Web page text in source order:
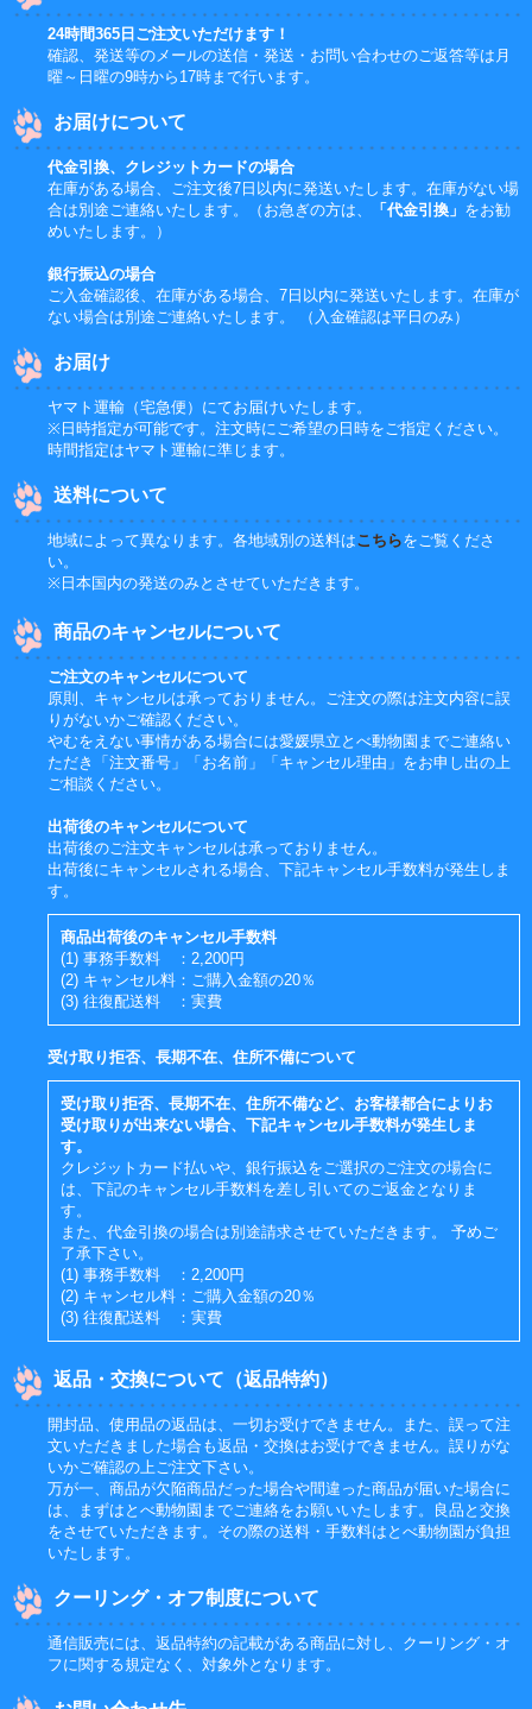
24時間365日ご注文いただけます！
確認、発送等のメールの送信・発送・お問い合わせのご返答等は月
曜～日曜の9時から17時まで行います。
お届けについて
代金引換、クレジットカードの場合
在庫がある場合、ご注文後7日以内に発送いたします。在庫がない場
合は別途ご連絡いたします。（お急ぎの方は、
「代金引換」 をお勧
めいたします。）
銀行振込の場合
ご入金確認後、在庫がある場合、7日以内に発送いたします。在庫が
ない場合は別途ご連絡いたします。 （入金確認は平日のみ）
お届け
ヤマト運輸（宅急便）にてお届けいたします。
※日時指定が可能です。注文時にご希望の日時をご指定ください。
時間指定はヤマト運輸に準じます。
送料について
地域によって異なります。各地域別の送料はこちらをご覧くださ
い。
※日本国内の発送のみとさせていただきます。
商品のキャンセルについて
ご注文のキャンセルについて
原則、キャンセルは承っておりません。ご注文の際は注文内容に誤
りがないかご確認ください。
やむをえない事情がある場合には愛媛県立とべ動物園までご連絡い
ただき「注文番号」「お名前」「キャンセル理由」をお申し出の上
ご相談ください。
出荷後のキャンセルについて
出荷後のご注文キャンセルは承っておりません。
出荷後にキャンセルされる場合、下記キャンセル手数料が発生しま
す。
商品出荷後のキャンセル手数料
(1) 事務手数料 ：2,200円
(2) キャンセル料：ご購入金額の20％
(3) 往復配送料 ：実費
受け取り拒否、長期不在、住所不備について
受け取り拒否、長期不在、住所不備など、お客様都合によりお
受け取りが出来ない場合、下記キャンセル手数料が発生しま
す。
クレジットカード払いや、銀行振込をご選択のご注文の場合に
は、下記のキャンセル手数料を差し引いてのご返金となりま
す。
また、代金引換の場合は別途請求させていただきます。 予めご
了承下さい。
(1) 事務手数料 ：2,200円
(2) キャンセル料：ご購入金額の20％
(3) 往復配送料 ：実費
返品・交換について（返品特約）
開封品、使用品の返品は、一切お受けできません。また、誤って注
文いただきました場合も返品・交換はお受けできません。誤りがな
いかご確認の上ご注文下さい。
万が一、商品が欠陥商品だった場合や間違った商品が届いた場合に
は、まずはとべ動物園までご連絡をお願いいたします。良品と交換
をさせていただきます。その際の送料・手数料はとべ動物園が負担
いたします。
クーリング・オフ制度について
通信販売には、返品特約の記載がある商品に対し、クーリング・オ
フに関する規定なく、対象外となります。